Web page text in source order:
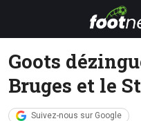
Goots
Bruges et le
Suivez-nous sur Google